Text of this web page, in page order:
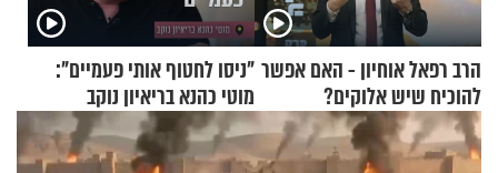
הרב רפאל אוחיון - האם אפשר
להוכיח שיש אלוקים?
"ניסו לחטוף אותי פעמיים":
מוטי כהנא בריאיון נוקב